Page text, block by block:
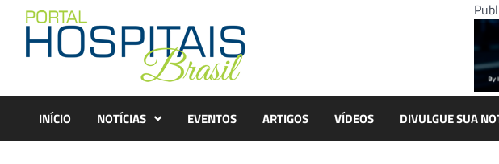
content
INÍCIO NOTÍCIAS EVENTOS ARTIGOS VÍDEOS DIVULGUE SUA